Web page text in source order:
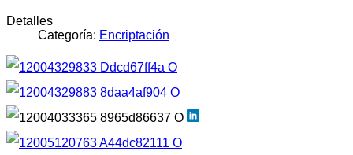
Detalles
Categoría: Encriptación